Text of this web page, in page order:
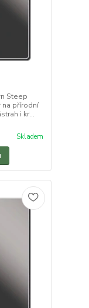
Steep
na přírodní
i kr...
Skladem